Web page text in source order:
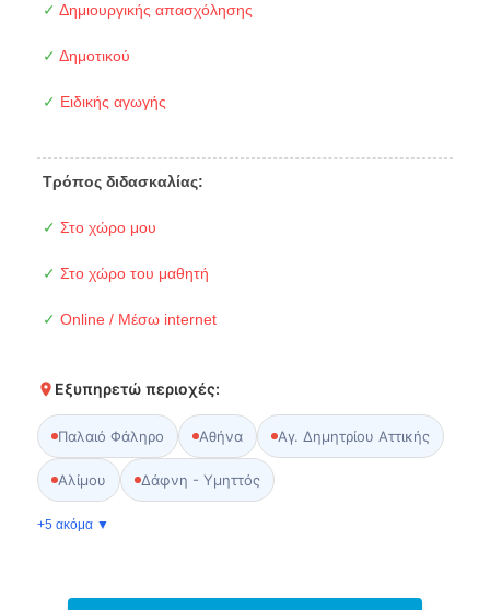
✓ Δημιουργικής απασχόλησης
✓ Δημοτικού
✓ Ειδικής αγωγής
Τρόπος διδασκαλίας:
✓ Στο χώρο μου
✓ Στο χώρο του μαθητή
✓ Online / Μέσω internet
Εξυπηρετώ περιοχές:
Παλαιό Φάληρο Αθήνα Αγ. Δημητρίου Αττικής
Αλίμου Δάφνη - Υμηττός
+5 ακόμα ▼